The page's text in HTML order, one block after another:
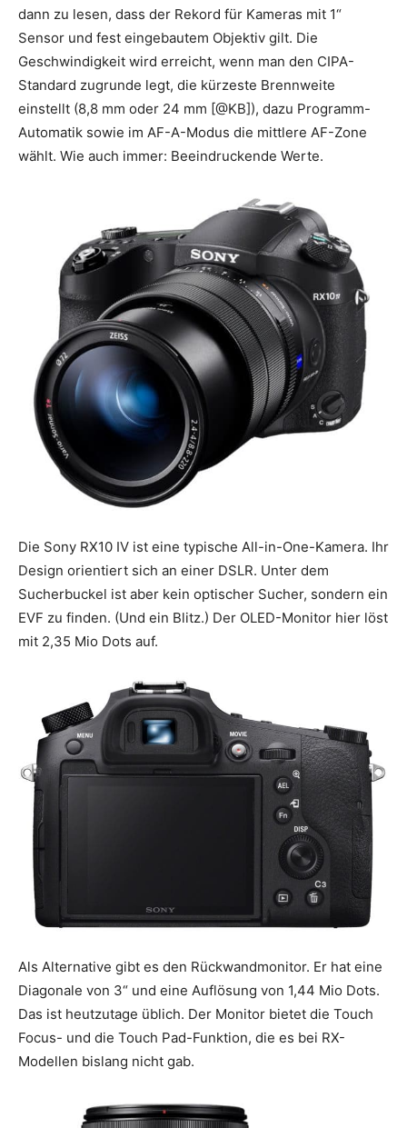
dann zu lesen, dass der Rekord für Kameras mit 1“
Sensor und fest eingebautem Objektiv gilt. Die
Geschwindigkeit wird erreicht, wenn man den CIPA-
Standard zugrunde legt, die kürzeste Brennweite
einstellt (8,8 mm oder 24 mm [@KB]), dazu Programm-
Automatik sowie im AF-A-Modus die mittlere AF-Zone
wählt. Wie auch immer: Beeindruckende Werte.
Die Sony RX10 IV ist eine typische All-in-One-Kamera. Ihr
Design orientiert sich an einer DSLR. Unter dem
Sucherbuckel ist aber kein optischer Sucher, sondern ein
EVF zu finden. (Und ein Blitz.) Der OLED-Monitor hier löst
mit 2,35 Mio Dots auf.
Als Alternative gibt es den Rückwandmonitor. Er hat eine
Diagonale von 3“ und eine Auflösung von 1,44 Mio Dots.
Das ist heutzutage üblich. Der Monitor bietet die Touch
Focus- und die Touch Pad-Funktion, die es bei RX-
Modellen bislang nicht gab.